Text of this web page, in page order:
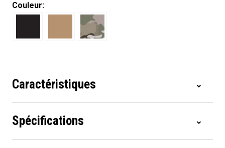
Couleur:
Caractéristiques
Spécifications